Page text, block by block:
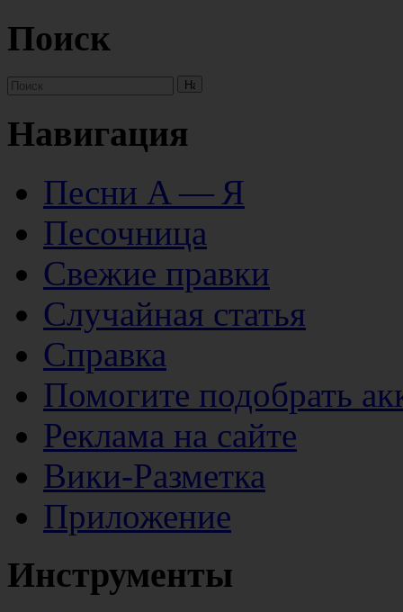
Поиск
Навигация
Песни А — Я
Песочница
Свежие правки
Случайная статья
Справка
Помогите подобрать
Реклама на сайте
Вики-Разметка
Приложение
Инструменты